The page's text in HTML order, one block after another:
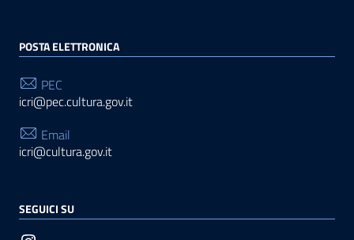
POSTA ELETTRONICA
PEC
icri@pec.cultura.gov.it
Email
icri@cultura.gov.it
SEGUICI SU